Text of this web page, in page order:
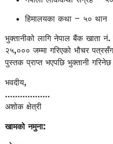
हिमालयका कथा – ५० थान
भुक्तानीको लागि नेपाल बैंक खाता
२५,००० जम्मा गरिएको भौचर
पुस्तक प्राप्त भएपछि भुक्तानी
भवदीय,
………………
अशोक क्षेत्री
खामको नमुना: